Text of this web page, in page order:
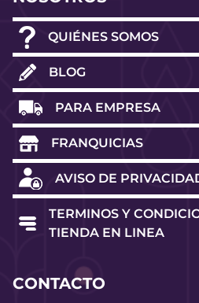
QUIÉNES SOMOS
BLOG
PARA EMPRESA
FRANQUICIAS
AVISO DE
TERMINOS Y
TIENDA EN LINEA
CONTACTO